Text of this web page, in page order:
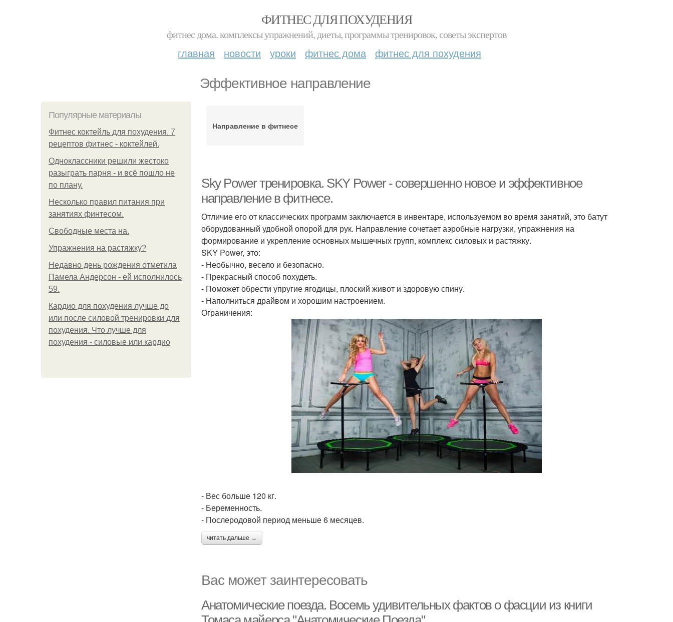
ФИТНЕС ДЛЯ ПОХУДЕНИЯ
фитнес дома. комплексы упражнений, диеты, программы тренировок, советы экспертов
главная новости уроки фитнес дома фитнес для похудения
Эффективное направление
Популярные материалы
Фитнес коктейль для похудения. 7
рецептов фитнес - коктейлей.
Одноклассники решили жестоко
разыграть парня - и всё пошло не
по плану.
Несколько правил питания при
занятиях финтесом.
Свободные места на.
Упражнения на растяжку?
Недавно день рождения отметила
Памела Андерсон - ей исполнилось
59.
Кардио для похудения лучше до
или после силовой тренировки для
похудения. Что лучше для
похудения - силовые или кардио
Направление в фитнесе
Sky Power тренировка. SKY Power - совершенно новое и эффективное
направление в фитнесе.
Отличие его от классических программ заключается в инвентаре, используемом во время занятий, это батут
оборудованный удобной опорой для рук. Направление сочетает аэробные нагрузки, упражнения на
формирование и укрепление основных мышечных групп, комплекс силовых и растяжку.
SKY Power, это:
- Необычно, весело и безопасно.
- Прекрасный способ похудеть.
- Поможет обрести упругие ягодицы, плоский живот и здоровую спину.
- Наполниться драйвом и хорошим настроением.
Ограничения:
- Вес больше 120 кг.
- Беременность.
- Послеродовой период меньше 6 месяцев.
читать дальше →
Вас может заинтересовать
Анатомические поезда. Восемь удивительных фактов о фасции из книги